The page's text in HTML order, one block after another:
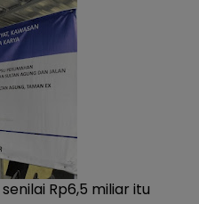
Rp6,5 miliar itu